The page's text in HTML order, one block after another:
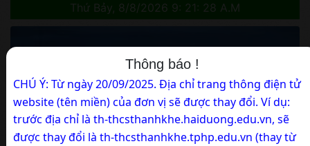
Thông báo !
CHÚ Ý: Từ ngày 20/09/2025. Địa chỉ trang thông điện tử
website (tên miền) của đơn vị sẽ được thay đổi. Ví dụ:
trước địa chỉ là th-thcsthanhkhe.haiduong.edu.vn, sẽ
được thay đổi là th-thcsthanhkhe.tphp.edu.vn (thay từ
Thứ Bảy, 8/8/2026 9: 21: 29 A.M